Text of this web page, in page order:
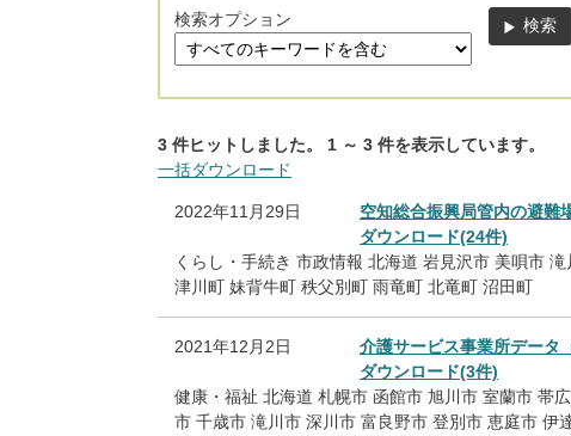
検索オプション
3 件ヒットしました。 1 ～ 3 件を表示しています。
一括ダウンロード
2022年11月29日
空知総合振興局管内の避難
ダウンロード(24件)
くらし・手続き 市政情報 北海道 岩見沢市 美唄市 滝
津川町 妹背牛町 秩父別町 雨竜町 北竜町 沼田町
2021年12月2日
介護サービス事業所データ
ダウンロード(3件)
健康・福祉 北海道 札幌市 函館市 旭川市 室蘭市 帯
市 千歳市 滝川市 深川市 富良野市 登別市 恵庭市 伊